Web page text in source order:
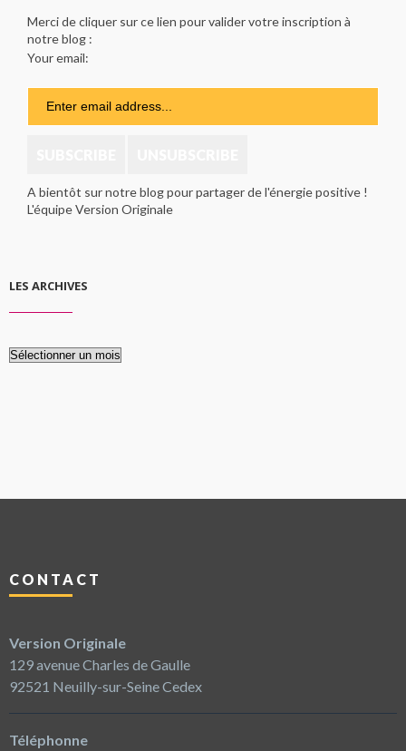
Merci de cliquer sur ce lien pour valider votre inscription à
notre blog :
Your email:
A bientôt sur notre blog pour partager de l'énergie positive !
L'équipe Version Originale
LES ARCHIVES
Les
CONTACT
Version Originale
129 avenue Charles de Gaulle
92521 Neuilly-sur-Seine Cedex
Téléphonne